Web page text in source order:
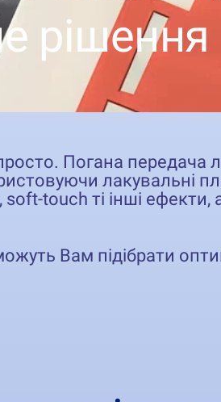
рішення
Погана передача
лакувальні
touch ті інші
Вам підібрати